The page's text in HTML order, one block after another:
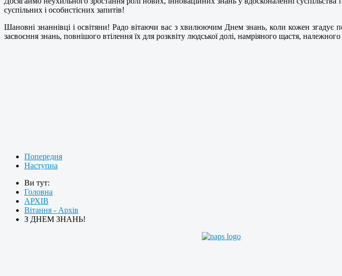
суспільних і особистісних запитів!
Шановні знаннівці і освітяни! Радо вітаючи вас з хвилюючим Днем знань, коли кожен
засвоєння знань, повнішого втілення їх для розквіту людської долі, намріяного щастя,
Попередня
Наступна
Ви тут:
Головна
АРХІВ
Вітання - Архів
З ДНЕМ ЗНАНЬ!